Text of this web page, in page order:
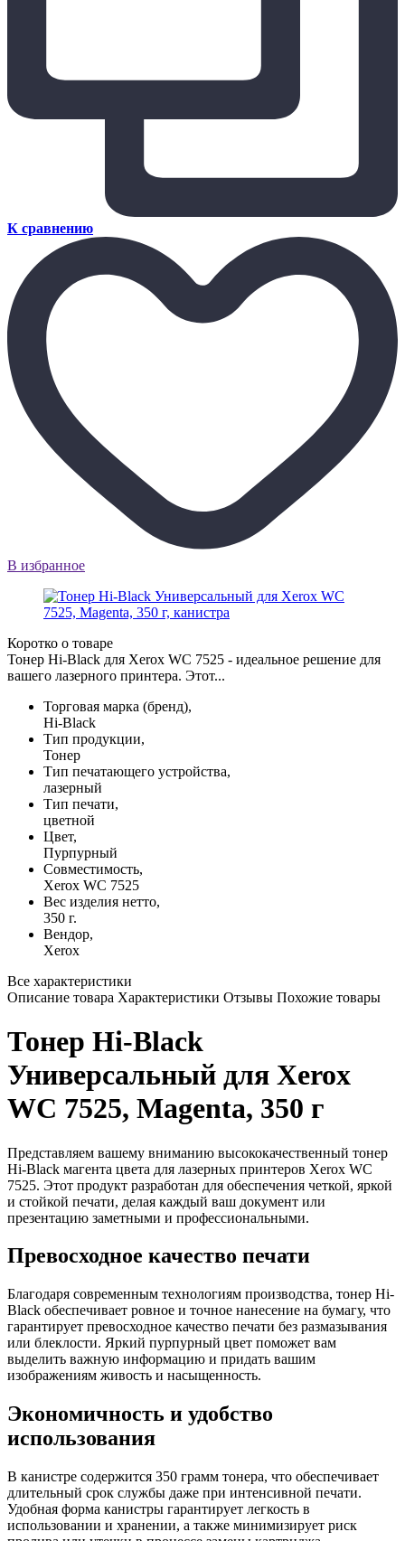
К сравнению
В избранное
Коротко о товаре
Тонер Hi-Black для Xerox WC 7525 - идеальное решение для
вашего лазерного принтера. Этот...
Торговая марка (бренд),
Hi-Black
Тип продукции,
Тонер
Тип печатающего устройства,
лазерный
Тип печати,
цветной
Цвет,
Пурпурный
Совместимость,
Xerox WC 7525
Вес изделия нетто,
350 г.
Вендор,
Xerox
Все характеристики
Описание товара Характеристики Отзывы Похожие товары
Тонер Hi-Black
Универсальный для Xerox
WC 7525, Magenta, 350 г
Представляем вашему вниманию высококачественный тонер
Hi-Black магента цвета для лазерных принтеров Xerox WC
7525. Этот продукт разработан для обеспечения четкой, яркой
и стойкой печати, делая каждый ваш документ или
презентацию заметными и профессиональными.
Превосходное качество печати
Благодаря современным технологиям производства, тонер Hi-
Black обеспечивает ровное и точное нанесение на бумагу, что
гарантирует превосходное качество печати без размазывания
или блеклости. Яркий пурпурный цвет поможет вам
выделить важную информацию и придать вашим
изображениям живость и насыщенность.
Экономичность и удобство
использования
В канистре содержится 350 грамм тонера, что обеспечивает
длительный срок службы даже при интенсивной печати.
Удобная форма канистры гарантирует легкость в
использовании и хранении, а также минимизирует риск